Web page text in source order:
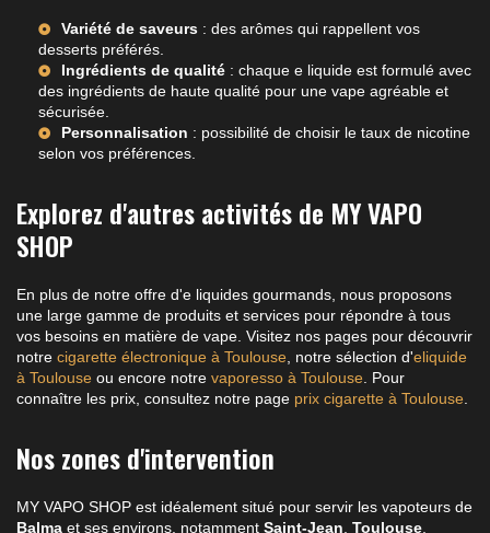
Variété de saveurs : des arômes qui rappellent vos
desserts préférés.
Ingrédients de qualité : chaque e liquide est formulé avec
des ingrédients de haute qualité pour une vape agréable et
sécurisée.
Personnalisation : possibilité de choisir le taux de nicotine
selon vos préférences.
Explorez d'autres activités de MY VAPO
SHOP
En plus de notre offre d'e liquides gourmands, nous proposons
une large gamme de produits et services pour répondre à tous
vos besoins en matière de vape. Visitez nos pages pour découvrir
notre cigarette électronique à Toulouse , notre sélection d'eliquide
à Toulouse ou encore notre vaporesso à Toulouse . Pour
connaître les prix, consultez notre page prix cigarette à Toulouse
Nos zones d'intervention
MY VAPO SHOP est idéalement situé pour servir les vapoteurs de
Balma et ses environs, notamment Saint-Jean Toulouse